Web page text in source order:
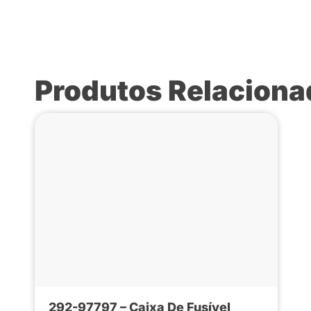
Produtos
292-97797 – Caixa De Fusível